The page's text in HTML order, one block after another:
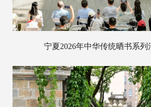
宁夏2026年中华传统晒书系列